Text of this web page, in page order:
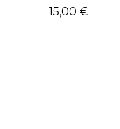
15,00 €